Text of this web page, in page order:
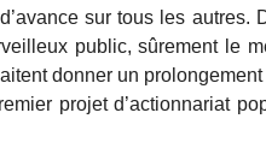
sur tous les autres.
public, sûrement le
donner un prolongement
projet d’actionnariat